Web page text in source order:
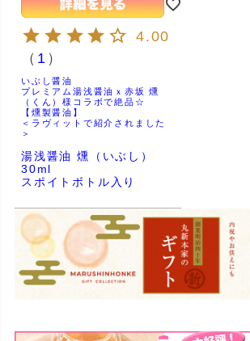
4.00
（ 1 ）
いぶし醤油
プレミアム湯浅醤油ｘ赤坂 燻
（くん）様コラボで絶品☆
【燻製醤油】
＜ラヴィットで紹介されました
＞
湯浅醤油 燻（いぶし）
30ml
スポイトボトル入り